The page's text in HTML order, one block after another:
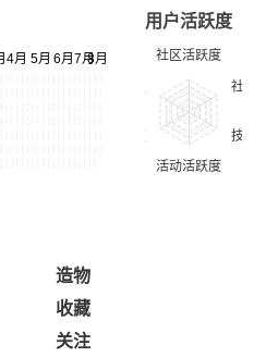
用户活跃度
造物
收藏
关注